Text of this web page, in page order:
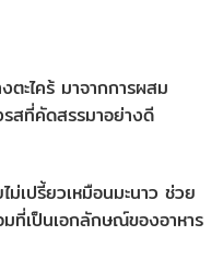
ะไคร้ มาจากการผสม
สที่คัดสรรมาอย่างดี
เปรี้ยวเหมือนมะนาว ช่วย
ที่เป็นเอกลักษณ์ของอาหาร